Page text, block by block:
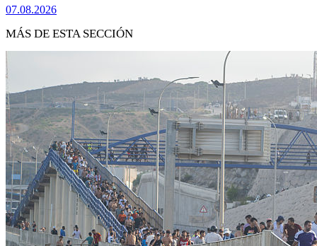
07.08.2026
MÁS DE ESTA SECCIÓN